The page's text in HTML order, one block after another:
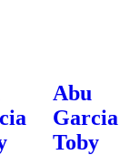
Abu
Garcia
Toby